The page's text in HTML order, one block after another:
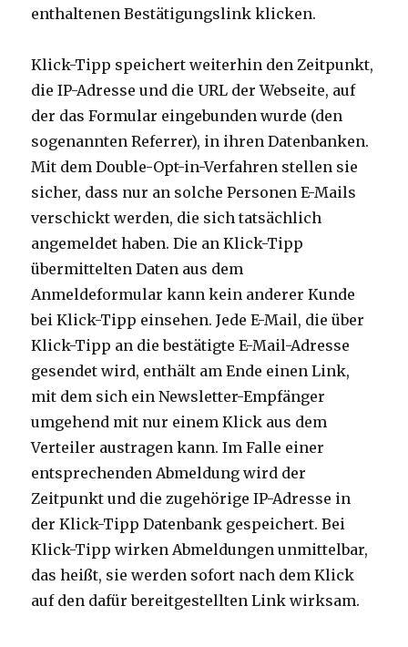
enthaltenen Bestätigungslink klicken.
Klick-Tipp speichert weiterhin den Zeitpunkt,
die IP-Adresse und die URL der Webseite, auf
der das Formular eingebunden wurde (den
sogenannten Referrer), in ihren Datenbanken.
Mit dem Double-Opt-in-Verfahren stellen sie
sicher, dass nur an solche Personen E-Mails
verschickt werden, die sich tatsächlich
angemeldet haben. Die an Klick-Tipp
übermittelten Daten aus dem
Anmeldeformular kann kein anderer Kunde
bei Klick-Tipp einsehen. Jede E-Mail, die über
Klick-Tipp an die bestätigte E-Mail-Adresse
gesendet wird, enthält am Ende einen Link,
mit dem sich ein Newsletter-Empfänger
umgehend mit nur einem Klick aus dem
Verteiler austragen kann. Im Falle einer
entsprechenden Abmeldung wird der
Zeitpunkt und die zugehörige IP-Adresse in
der Klick-Tipp Datenbank gespeichert. Bei
Klick-Tipp wirken Abmeldungen unmittelbar,
das heißt, sie werden sofort nach dem Klick
auf den dafür bereitgestellten Link wirksam.